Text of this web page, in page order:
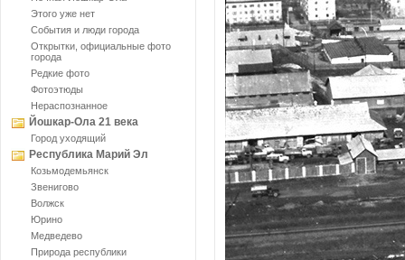
Этого уже нет
События и люди города
Открытки, официальные фото
города
Редкие фото
Фотоэтюды
Нераспознанное
Йошкар-Ола 21 века
Город уходящий
Республика Марий Эл
Козьмодемьянск
Звенигово
Волжск
Юрино
Медведево
Природа республики